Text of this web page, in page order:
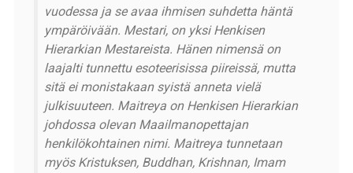
vuodessa ja se avaa ihmisen suhdetta häntä
ympäröivään. Mestari, on yksi Henkisen
Hierarkian Mestareista. Hänen nimensä on
laajalti tunnettu esoteerisissa piireissä, mutta
sitä ei monistakaan syistä anneta vielä
julkisuuteen. Maitreya on Henkisen Hierarkian
johdossa olevan Maailmanopettajan
henkilökohtainen nimi. Maitreya tunnetaan
myös Kristuksen, Buddhan, Krishnan, Imam